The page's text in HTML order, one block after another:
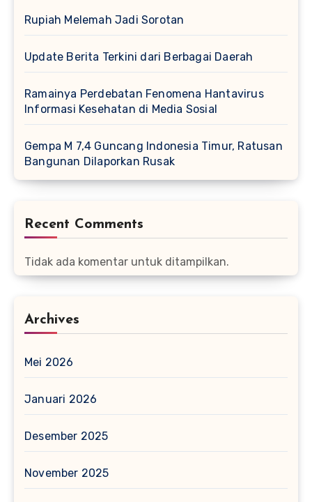
Rupiah Melemah Jadi Sorotan
Update Berita Terkini dari Berbagai Daerah
Ramainya Perdebatan Fenomena Hantavirus
Informasi Kesehatan di Media Sosial
Gempa M 7,4 Guncang Indonesia Timur, Ratusan
Bangunan Dilaporkan Rusak
Recent Comments
Tidak ada komentar untuk ditampilkan.
Archives
Mei 2026
Januari 2026
Desember 2025
November 2025